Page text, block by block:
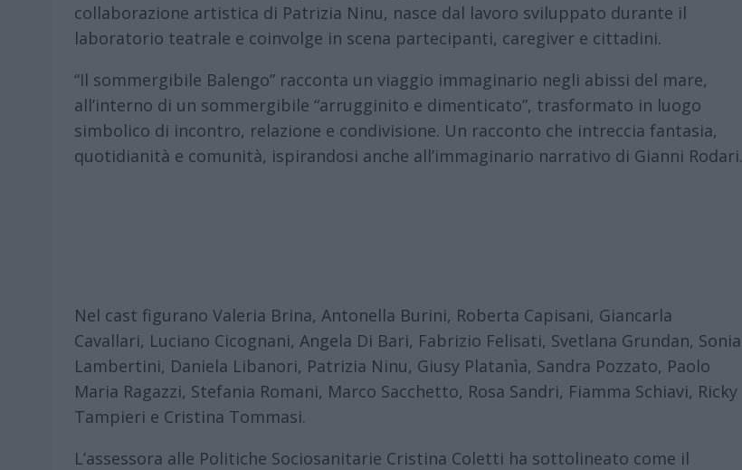
collaborazione artistica di Patrizia Ninu, nasce dal lavoro sviluppato durante il
laboratorio teatrale e coinvolge in scena partecipanti, caregiver e cittadini.
“Il sommergibile Balengo” racconta un viaggio immaginario negli abissi del mare,
all’interno di un sommergibile “arrugginito e dimenticato”, trasformato in luogo
simbolico di incontro, relazione e condivisione. Un racconto che intreccia fantasia,
quotidianità e comunità, ispirandosi anche all’immaginario narrativo di Gianni Rodari.
Nel cast figurano Valeria Brina, Antonella Burini, Roberta Capisani, Giancarla
Cavallari, Luciano Cicognani, Angela Di Bari, Fabrizio Felisati, Svetlana Grundan, Sonia
Lambertini, Daniela Libanori, Patrizia Ninu, Giusy Platanìa, Sandra Pozzato, Paolo
Maria Ragazzi, Stefania Romani, Marco Sacchetto, Rosa Sandri, Fiamma Schiavi, Ricky
Tampieri e Cristina Tommasi.
L’assessora alle Politiche Sociosanitarie Cristina Coletti ha sottolineato come il